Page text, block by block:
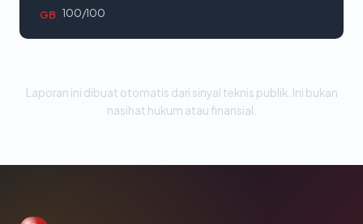
GB 100/100
Laporan ini dibuat otomatis dari sinyal teknis publik. Ini bukan
nasihat hukum atau finansial.